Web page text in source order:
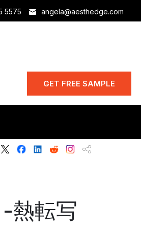
5575 angela@aesthedge.com
GET FREE SAMPLE
熱転写